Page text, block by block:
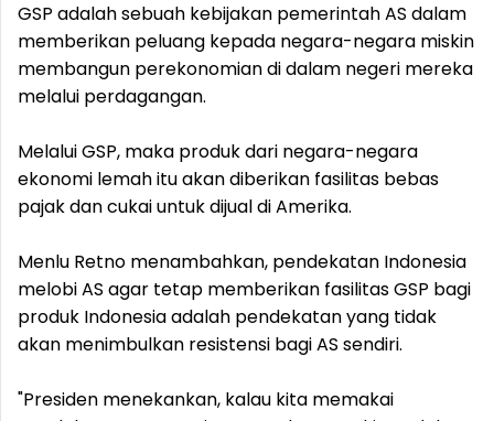
GSP adalah sebuah kebijakan pemerintah AS dalam
memberikan peluang kepada negara-negara miskin
membangun perekonomian di dalam negeri mereka
melalui perdagangan.
Melalui GSP, maka produk dari negara-negara
ekonomi lemah itu akan diberikan fasilitas bebas
pajak dan cukai untuk dijual di Amerika.
Menlu Retno menambahkan, pendekatan Indonesia
melobi AS agar tetap memberikan fasilitas GSP bagi
produk Indonesia adalah pendekatan yang tidak
akan menimbulkan resistensi bagi AS sendiri.
"Presiden menekankan, kalau kita memakai